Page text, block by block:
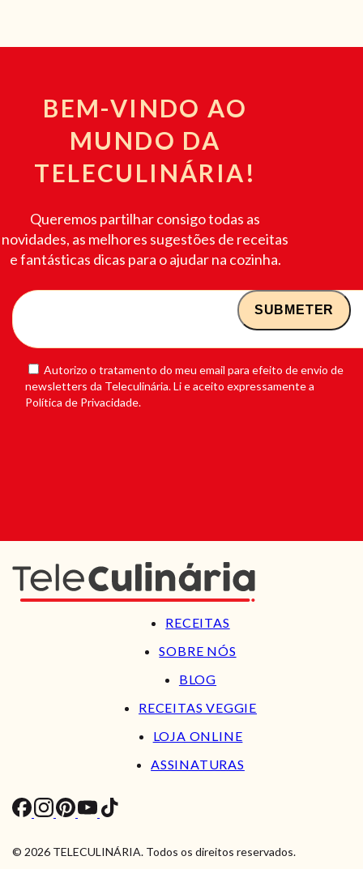
BEM-VINDO AO
MUNDO DA
TELECULINÁRIA!
Queremos partilhar consigo todas as
novidades, as melhores sugestões de receitas
e fantásticas dicas para o ajudar na cozinha.
Autorizo o tratamento do meu email para efeito de envio de
newsletters da Teleculinária. Li e aceito expressamente a
Política de Privacidade.
RECEITAS
SOBRE NÓS
BLOG
RECEITAS VEGGIE
LOJA ONLINE
ASSINATURAS
© 2026 TELECULINÁRIA. Todos os direitos reservados.